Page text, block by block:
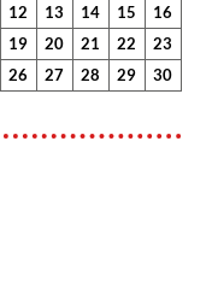
12 13 14 15
16
19 20 21 22
23
26 27 28 29 30